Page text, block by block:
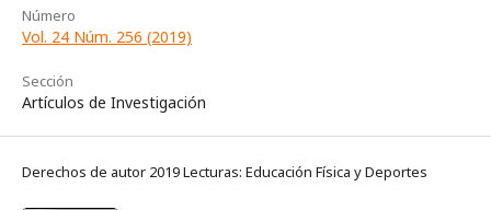
Número
Vol. 24 Núm. 256 (2019)
Sección
Artículos de Investigación
Derechos de autor 2019 Lecturas: Educación Física y Deportes